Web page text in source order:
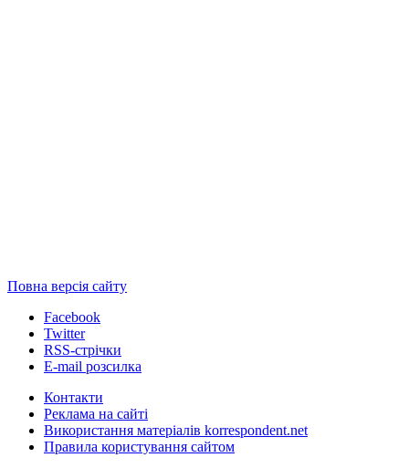
Повна версія сайту
Facebook
Twitter
RSS-стрічки
E-mail розсилка
Контакти
Реклама на сайті
Використання матеріалів korrespondent.net
Правила користування сайтом